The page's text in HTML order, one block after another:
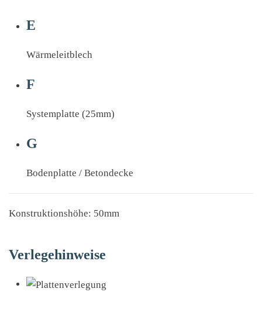
E
Wärmeleitblech
F
Systemplatte (25mm)
G
Bodenplatte / Betondecke
Konstruktionshöhe: 50mm
Verlegehinweise